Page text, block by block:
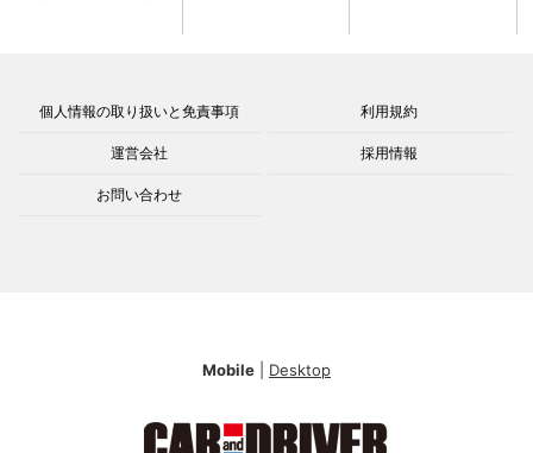
個人情報の取り扱いと免責事項 利用規約
運営会社 採用情報
お問い合わせ
Mobile Desktop